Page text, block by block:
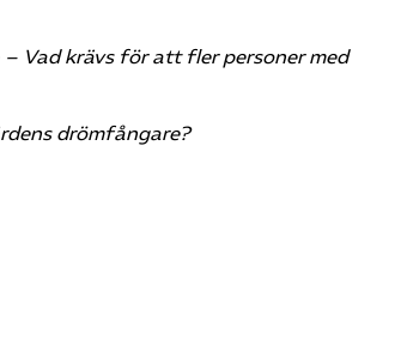
– Vad krävs för att fler personer med
drömfångare?